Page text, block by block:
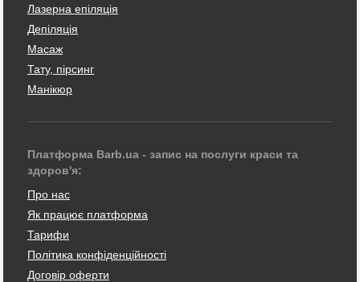
Лазерна епіляція
Депіляція
Масаж
Тату, пірсинг
Манікюр
Платформа Barb.ua - запис на послуги краси та
здоров'я:
Про нас
Як працює платформа
Тарифи
Політика конфіденційності
Договір оферти